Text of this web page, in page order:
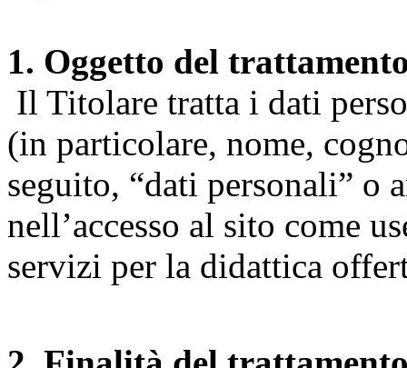
1. Oggetto del
Il Titolare tratta i dati
(in particolare, nome,
seguito, “dati personali” o
nell’accesso al sito come
servizi per la didattica